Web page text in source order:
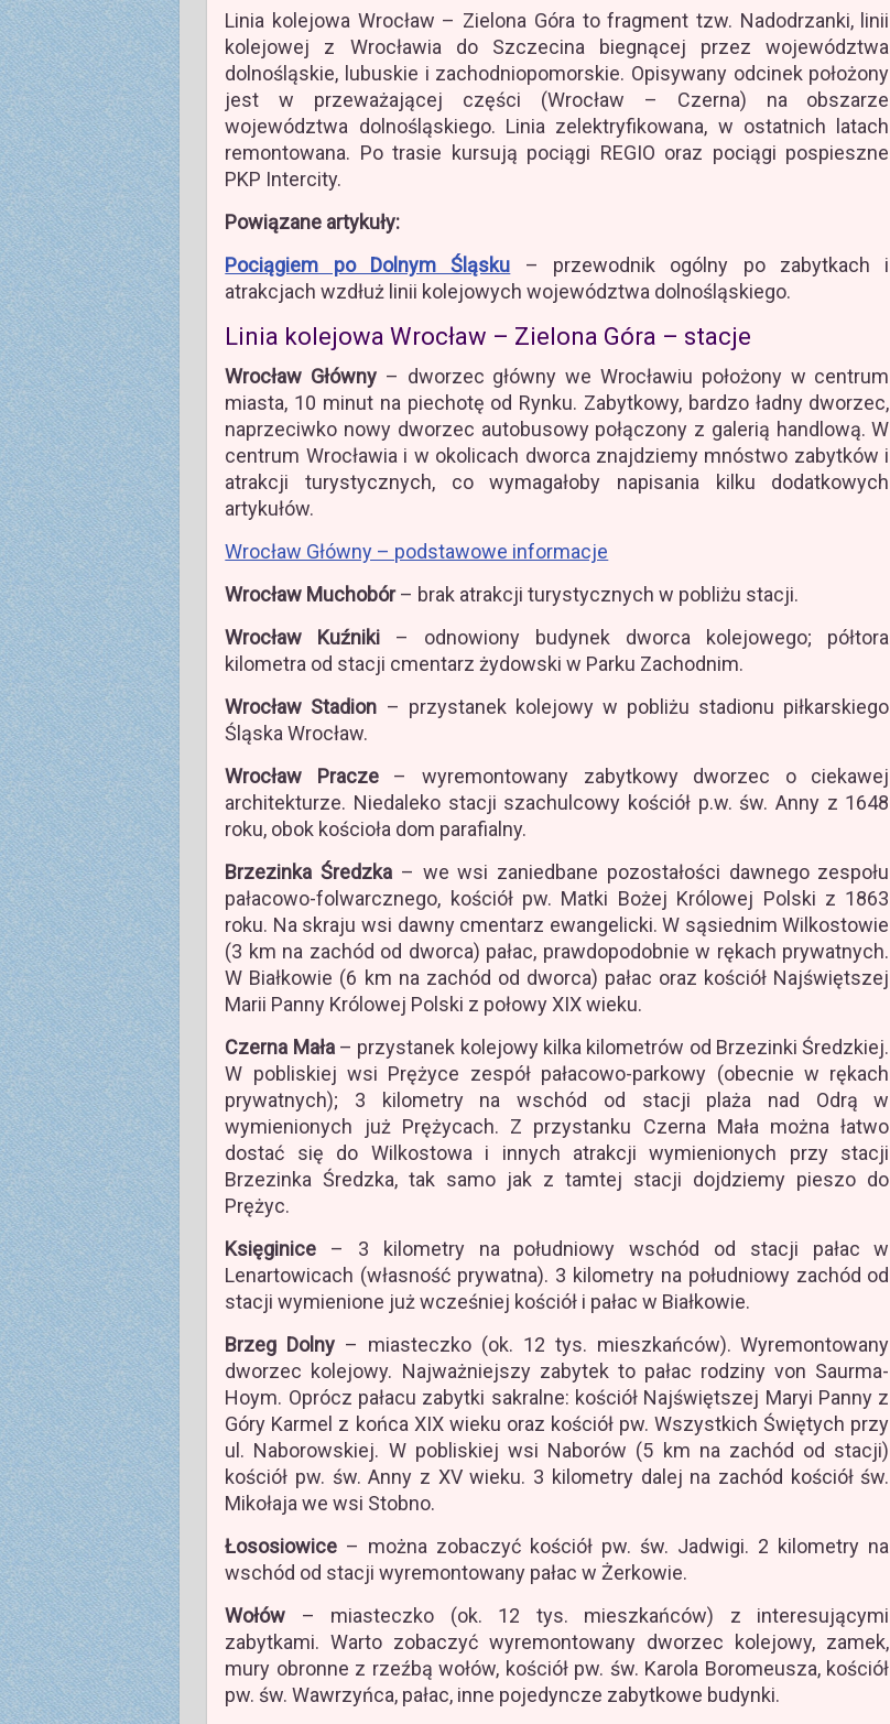
Linia kolejowa Wrocław – Zielona Góra to fragment tzw. Nadodrzanki, linii
kolejowej z Wrocławia do Szczecina biegnącej przez województwa
dolnośląskie, lubuskie i zachodniopomorskie. Opisywany odcinek położony
jest w przeważającej części (Wrocław – Czerna) na obszarze
województwa dolnośląskiego. Linia zelektryfikowana, w ostatnich latach
remontowana. Po trasie kursują pociągi REGIO oraz pociągi pospieszne
PKP Intercity.
Powiązane artykuły:
Pociągiem po Dolnym Śląsku – przewodnik ogólny po zabytkach i
atrakcjach wzdłuż linii kolejowych województwa dolnośląskiego.
Linia kolejowa Wrocław – Zielona Góra – stacje
Wrocław Główny – dworzec główny we Wrocławiu położony w centrum
miasta, 10 minut na piechotę od Rynku. Zabytkowy, bardzo ładny dworzec,
naprzeciwko nowy dworzec autobusowy połączony z galerią handlową. W
centrum Wrocławia i w okolicach dworca znajdziemy mnóstwo zabytków i
atrakcji turystycznych, co wymagałoby napisania kilku dodatkowych
artykułów.
Wrocław Główny – podstawowe informacje
Wrocław Muchobór– brak atrakcji turystycznych w pobliżu stacji.
Wrocław Kuźniki – odnowiony budynek dworca kolejowego; półtora
kilometra od stacji cmentarz żydowski w Parku Zachodnim.
Wrocław Stadion – przystanek kolejowy w pobliżu stadionu piłkarskiego
Śląska Wrocław.
Wrocław Pracze– wyremontowany zabytkowy dworzec o ciekawej
architekturze. Niedaleko stacji szachulcowy kościół p.w. św. Anny z 1648
roku, obok kościoła dom parafialny.
Brzezinka Średzka – we wsi zaniedbane pozostałości dawnego zespołu
pałacowo-folwarcznego, kościół pw. Matki Bożej Królowej Polski z 1863
roku. Na skraju wsi dawny cmentarz ewangelicki. W sąsiednim Wilkostowie
(3 km na zachód od dworca) pałac, prawdopodobnie w rękach prywatnych.
W Białkowie (6 km na zachód od dworca) pałac oraz kościół Najświętszej
Marii Panny Królowej Polski z połowy XIX wieku.
Czerna Mała– przystanek kolejowy kilka kilometrów od Brzezinki Średzkiej.
W pobliskiej wsi Prężyce zespół pałacowo-parkowy (obecnie w rękach
prywatnych); 3 kilometry na wschód od stacji plaża nad Odrą w
wymienionych już Prężycach. Z przystanku Czerna Mała można łatwo
dostać się do Wilkostowa i innych atrakcji wymienionych przy stacji
Brzezinka Średzka, tak samo jak z tamtej stacji dojdziemy pieszo do
Prężyc.
Księginice – 3 kilometry na południowy wschód od stacji pałac w
Lenartowicach (własność prywatna). 3 kilometry na południowy zachód od
stacji wymienione już wcześniej kościół i pałac w Białkowie.
Brzeg Dolny – miasteczko (ok. 12 tys. mieszkańców). Wyremontowany
dworzec kolejowy. Najważniejszy zabytek to pałac rodziny von Saurma-
Hoym. Oprócz pałacu zabytki sakralne: kościół Najświętszej Maryi Panny z
Góry Karmel z końca XIX wieku oraz kościół pw. Wszystkich Świętych przy
ul. Naborowskiej. W pobliskiej wsi Naborów (5 km na zachód od stacji)
kościół pw. św. Anny z XV wieku. 3 kilometry dalej na zachód kościół św.
Mikołaja we wsi Stobno.
Łososiowice – można zobaczyć kościół pw. św. Jadwigi. 2 kilometry na
wschód od stacji wyremontowany pałac w Żerkowie.
Wołów – miasteczko (ok. 12 tys. mieszkańców) z interesującymi
zabytkami. Warto zobaczyć wyremontowany dworzec kolejowy, zamek,
mury obronne z rzeźbą wołów, kościół pw. św. Karola Boromeusza, kościół
pw. św. Wawrzyńca, pałac, inne pojedyncze zabytkowe budynki.